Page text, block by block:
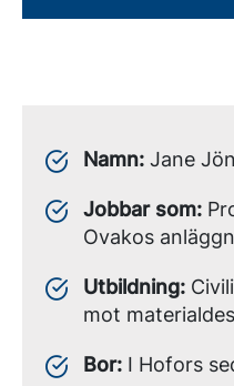
Namn: Jane
Jobbar som:
Ovakos
Utbildning:
mot m
Bor: I Hofors